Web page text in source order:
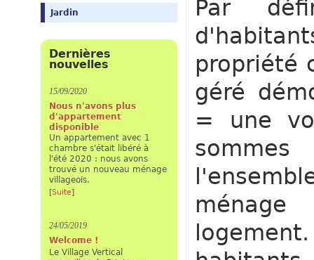
Jardin
Dernières
nouvelles
15/09/2020
Nous n'avons plus
d'appartement
disponible
Un appartement avec 1
chambre s'était libéré à
l'été 2020 : nous avons
trouvé un nouveau ménage
villageois.
[Suite]
24/05/2019
Welcome !
Le Village Vertical
Par
propriété
géré
= une